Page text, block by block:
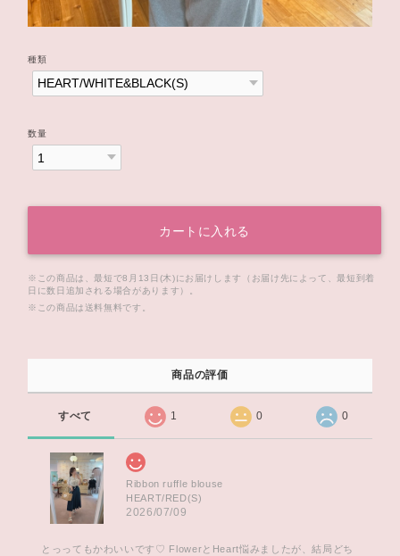
種類
数量
カートに入れる
※この商品は、最短で8月13日(木)にお届けします（お届け先によって、最短到着
日に数日追加される場合があります）。
※この商品は 送料無料です。
商品の評価
すべて 1 0 0
Ribbon ruffle blouse
HEART/RED(S)
2026/07/09
とっってもかわいいです♡ FlowerとHeart悩みましたが、結局どち